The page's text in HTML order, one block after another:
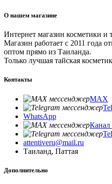
О нашем магазине
Интернет магазин косметики и
Магазин работает с 2011 года
оптом прямо из Таиланда.
Только лучшая тайская
Контакты
MAX
WhatsApp
attentiveru@mail.ru
Таиланд, Паттая
Дополнительно